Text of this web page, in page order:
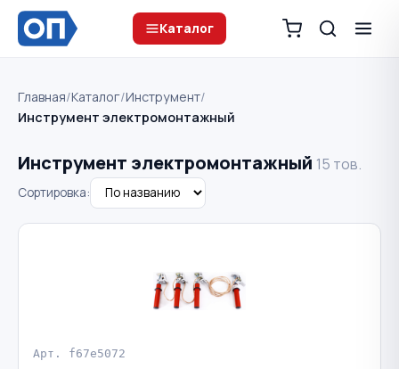
Каталог
Главная/Каталог/Инструмент/
Инструмент электромонтажный
Инструмент электромонтажный 15 тов.
Сортировка:
Арт. f67e5072